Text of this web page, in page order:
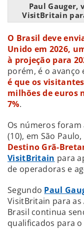
Paul
VisitBritain
O Brasil deve
Unido em 2026,
à projeção para
porém, é o avanço
é que os
milhões de euros
7%.
Os números
(10), em São
Destino Grã-
VisitBritain para
de operadoras e
Segundo Paul
VisitBritain para as
Brasil continua
qualificados para